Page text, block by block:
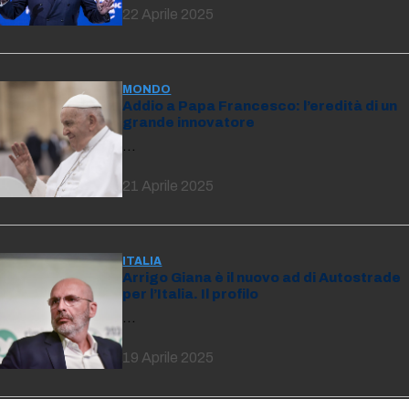
22 Aprile 2025
MONDO
Addio a Papa Francesco: l’eredità di un
grande innovatore
21 Aprile 2025
ITALIA
Arrigo Giana è il nuovo ad di Autostrade
per l’Italia. Il profilo
19 Aprile 2025